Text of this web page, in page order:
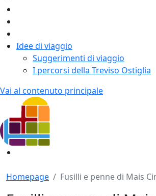
Idee di viaggio
Suggerimenti di viaggio
I percorsi della Treviso Ostiglia
Vai al contenuto principale
Homepage Fusilli e penne di Mais